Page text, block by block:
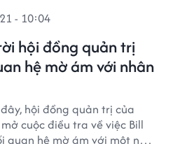
hội đồng quản trị
hệ mờ ám với nhân
- 10:04
hội đồng quản trị của
cuộc điều tra về việc Bill
quan hệ mờ ám với một nữ